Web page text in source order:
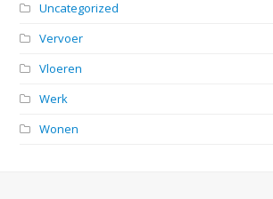
Uncategorized
Vervoer
Vloeren
Werk
Wonen